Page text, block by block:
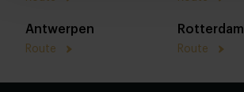
Antwerpen
Route
Rotterdam
Route